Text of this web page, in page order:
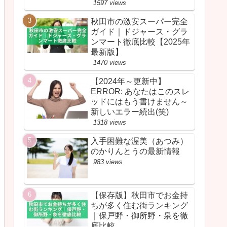
1597 views
秋田市の激安スーパー完全
ガイド｜ドジャース・グラ
ンマート徹底比較【2025年
最新版】
1470 views
【2024年～更新中】
ERROR: あなたはこのスレ
ッドにはもう書けません～
新しいエラー続出(笑)
1318 views
入手困難な渥美（あつみ）
のかりんとうの最新情報
983 views
【保存版】秋田市でお金持
ちが多く住む街ランキング
｜保戸野・御所野・泉を徹